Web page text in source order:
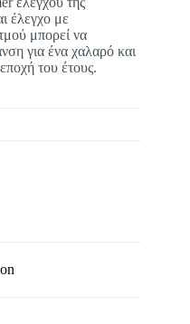
έλεγχο με
μπορεί να
για ένα χαλαρό και
του έτους.